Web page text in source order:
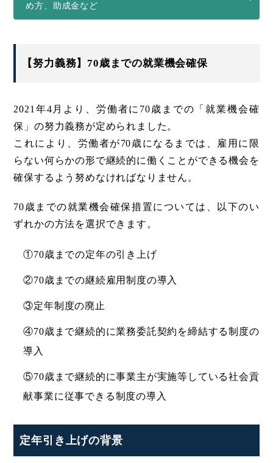
め方、助成金など
【努力義務】70歳までの就業機会確保
2021年4月より、労働者に70歳までの「就業機会確
保」の努力義務が定められました。
これにより、労働者が70歳になるまでは、雇用に限
らない何らかの形で継続的に働くことができる機会を
確保するよう努めなければなりません。
70歳までの就業機会確保措置については、以下のい
ずれかの方法を選択できます。
①70歳までの定年の引き上げ
②70歳までの継続雇用制度の導入
③定年制度の廃止
④70歳まで継続的に業務委託契約を締結する制度の
導入
⑤70歳まで継続的に事業主が実施等している社会貢
献事業に従事できる制度の導入
定年引き上げの背景